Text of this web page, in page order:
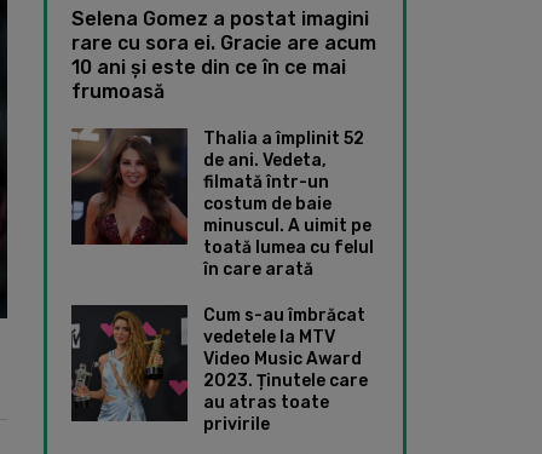
Selena Gomez a postat imagini
rare cu sora ei. Gracie are acum
10 ani și este din ce în ce mai
frumoasă
Thalia a împlinit 52
de ani. Vedeta,
filmată într-un
costum de baie
minuscul. A uimit pe
toată lumea cu felul
în care arată
Cum s-au îmbrăcat
vedetele la MTV
Video Music Award
2023. Ținutele care
au atras toate
privirile